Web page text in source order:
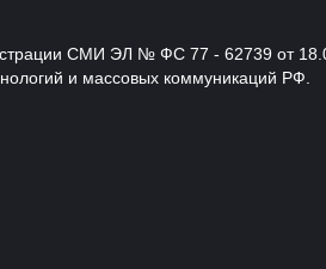
СМИ ЭЛ № ФС 77 - 62739 от
и массовых коммуникаций РФ.